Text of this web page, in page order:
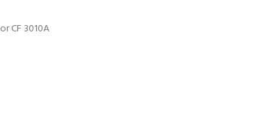
CF 3010A